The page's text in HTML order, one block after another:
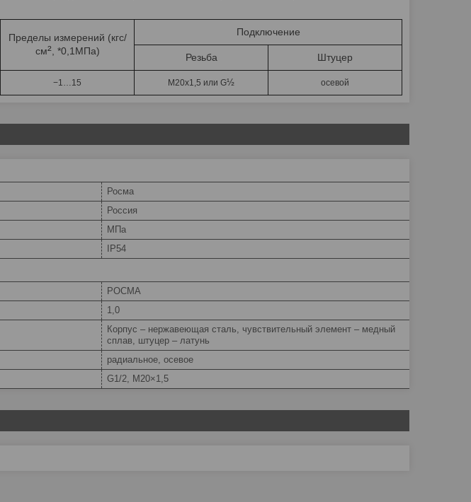
Пределы измерений (кгс/
см², *0,1МПа)
Подключение
Резьба Штуцер
−1…15 М20х1,5 или G½ осевой
Росма
Россия
МПа
IP54
РОСМА
1,0
Корпус – нержавеющая сталь, чувствительный элемент – медный
сплав, штуцер – латунь
радиальное, осевое
G1/2, M20×1,5